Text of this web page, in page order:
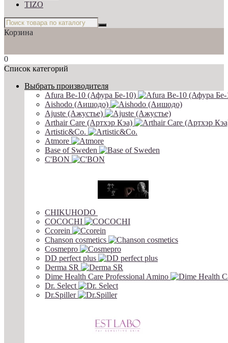
TIZO
Корзина
0
Список категорий
Выбрать производителя
Afura Be-10 (Афура Бе-10)
Aishodo (Аишодо)
Ajuste (Ажустье)
Arthair Care (Артхэр Кэа)
Artistic&Co.
Atmore
Base of Sweden
C'BON
CHIKUHODO
COCOCHI
Ccorein
Chanson cosmetics
Cosmepro
DD perfect plus
Derma SR
Dime Health Care Professional Amino
Dr. Select
Dr.Spiller